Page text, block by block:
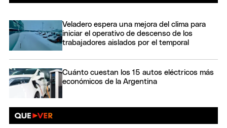
Veladero espera una mejora del clima para
iniciar el operativo de descenso de los
trabajadores aislados por el temporal
Cuánto cuestan los 15 autos eléctricos más
económicos de la Argentina